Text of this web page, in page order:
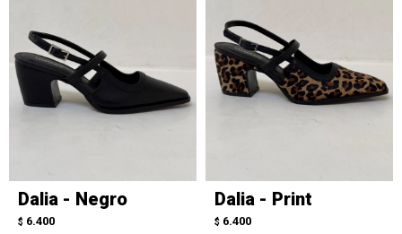
Dalia - Negro
$ 6.400
Dalia - Print
$ 6.400